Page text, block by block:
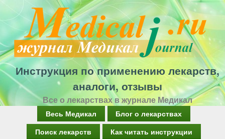
Перейти
к
основному
содержанию
Инструкция по применению лекарств,
аналоги, отзывы
Все о лекарствах в журнале Медикал
Весь Медикал
Блог о лекарствах
Поиск лекарств
Как читать инструкции